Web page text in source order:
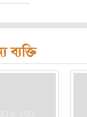
ব্যক্তি